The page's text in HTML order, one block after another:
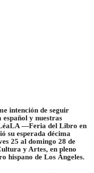
intención de seguir
y nuestras
—Feria del Libro en
su esperada décima
25 al domingo 28 de
y Artes, en pleno
hispano de Los Ángeles.